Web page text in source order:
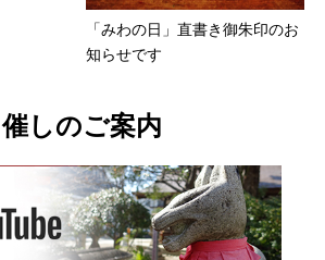
「みわの日」直書き御朱印のお
知らせです
催しのご案内